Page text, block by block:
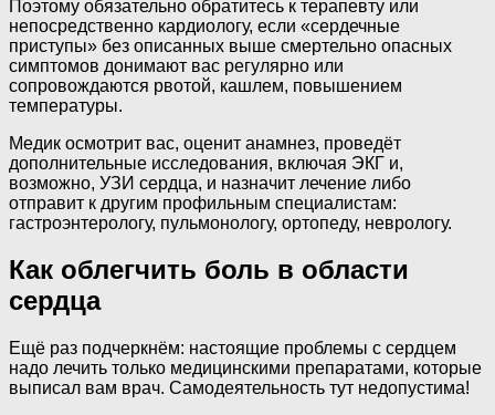
Поэтому обязательно обратитесь к терапевту или
непосредственно кардиологу, если «сердечные
приступы» без описанных выше смертельно опасных
симптомов донимают вас регулярно или
сопровождаются рвотой, кашлем, повышением
температуры.
Медик осмотрит вас, оценит анамнез, проведёт
дополнительные исследования, включая ЭКГ и,
возможно, УЗИ сердца, и назначит лечение либо
отправит к другим профильным специалистам:
гастроэнтерологу, пульмонологу, ортопеду, неврологу.
Как облегчить боль в области
сердца
Ещё раз подчеркнём: настоящие проблемы с сердцем
надо лечить только медицинскими препаратами, которые
выписал вам врач. Самодеятельность тут недопустима!